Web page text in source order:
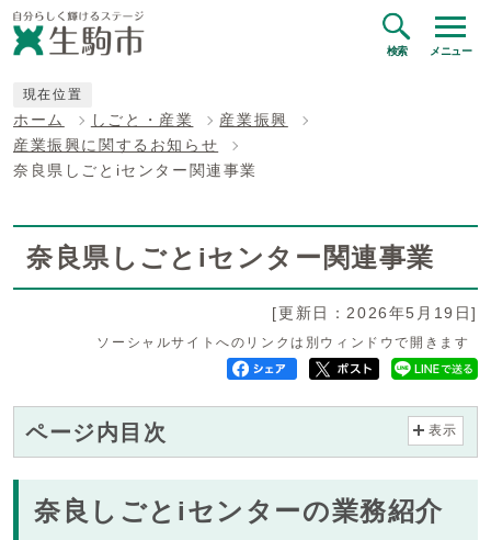
検索 メニュー
現在位置
ホーム しごと・産業
産業振興
産業振興に関するお知らせ
奈良県しごとiセンター関連事業
奈良県しごとiセンター関連事業
[更新日：2026年5月19日]
ソーシャルサイトへのリンクは別ウィンドウで開きます
ページ内目次 表示
奈良しごとiセンターの業務紹介